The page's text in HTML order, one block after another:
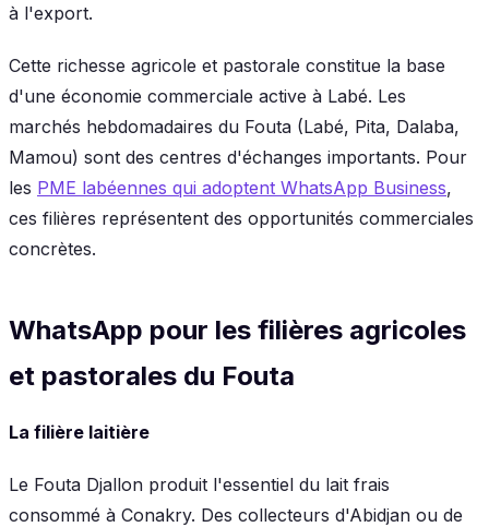
à l'export.
Cette richesse agricole et pastorale constitue la base
d'une économie commerciale active à Labé. Les
marchés hebdomadaires du Fouta (Labé, Pita, Dalaba,
Mamou) sont des centres d'échanges importants. Pour
les PME labéennes qui adoptent WhatsApp Business,
ces filières représentent des opportunités commerciales
concrètes.
WhatsApp pour les filières agricoles
et pastorales du Fouta
La filière laitière
Le Fouta Djallon produit l'essentiel du lait frais
consommé à Conakry. Des collecteurs d'Abidjan ou de